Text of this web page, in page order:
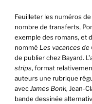
Feuilleter les numéros
nombre de transferts,
exemple des romans, et
nommé Les vacances
de publier chez Bayard.
strips, format
auteurs une rubrique
avec James Bonk, Jean-
bande dessinée